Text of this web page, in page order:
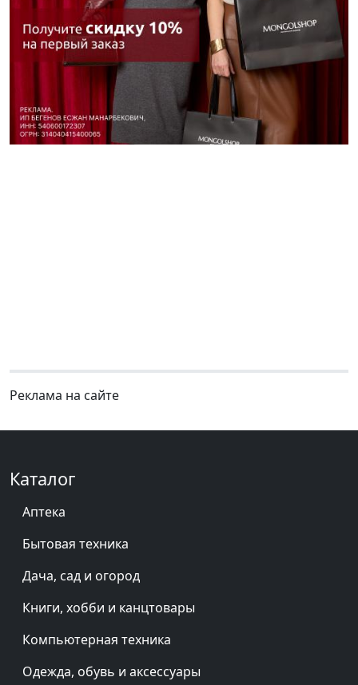
Реклама на сайте
Каталог
Аптека
Бытовая техника
Дача, сад и огород
Книги, хобби и канцтовары
Компьютерная техника
Одежда, обувь и аксессуары